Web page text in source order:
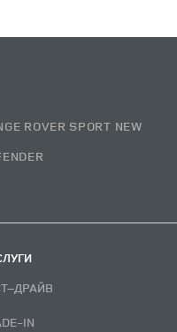
ROVER SPORT NEW
IN